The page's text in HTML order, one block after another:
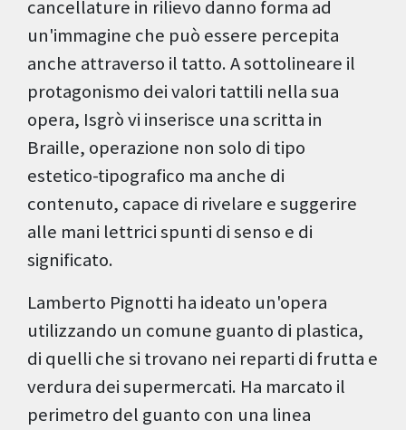
cancellature in rilievo danno forma ad
un'immagine che può essere percepita
anche attraverso il tatto. A sottolineare il
protagonismo dei valori tattili nella sua
opera, Isgrò vi inserisce una scritta in
Braille, operazione non solo di tipo
estetico-tipografico ma anche di
contenuto, capace di rivelare e suggerire
alle mani lettrici spunti di senso e di
significato.
Lamberto Pignotti ha ideato un'opera
utilizzando un comune guanto di plastica,
di quelli che si trovano nei reparti di frutta e
verdura dei supermercati. Ha marcato il
perimetro del guanto con una linea